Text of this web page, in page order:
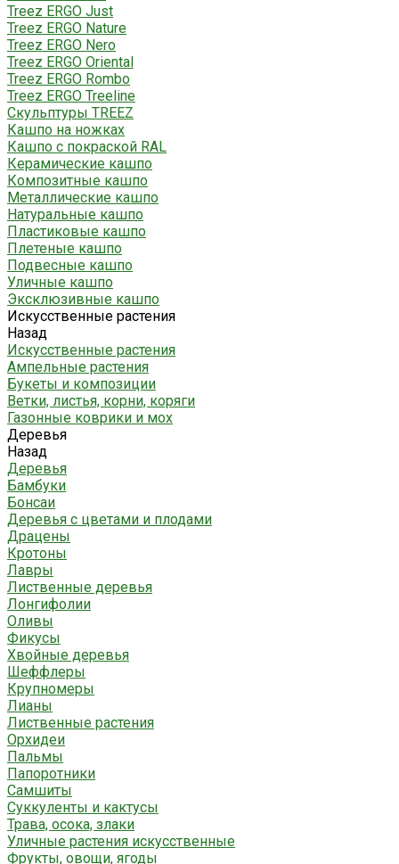
Treez ERGO Just
Treez ERGO Nature
Treez ERGO Nero
Treez ERGO Oriental
Treez ERGO Rombo
Treez ERGO Treeline
Скульптуры TREEZ
Кашпо на ножках
Кашпо с покраской RAL
Керамические кашпо
Композитные кашпо
Металлические кашпо
Натуральные кашпо
Пластиковые кашпо
Плетеные кашпо
Подвесные кашпо
Уличные кашпо
Эксклюзивные кашпо
Искусственные растения
Назад
Искусственные растения
Ампельные растения
Букеты и композиции
Ветки, листья, корни, коряги
Газонные коврики и мох
Деревья
Назад
Деревья
Бамбуки
Бонсаи
Деревья с цветами и плодами
Драцены
Кротоны
Лавры
Лиственные деревья
Лонгифолии
Оливы
Фикусы
Хвойные деревья
Шеффлеры
Крупномеры
Лианы
Лиственные растения
Орхидеи
Пальмы
Папоротники
Самшиты
Суккуленты и кактусы
Трава, осока, злаки
Уличные растения искусственные
Фрукты, овощи, ягоды